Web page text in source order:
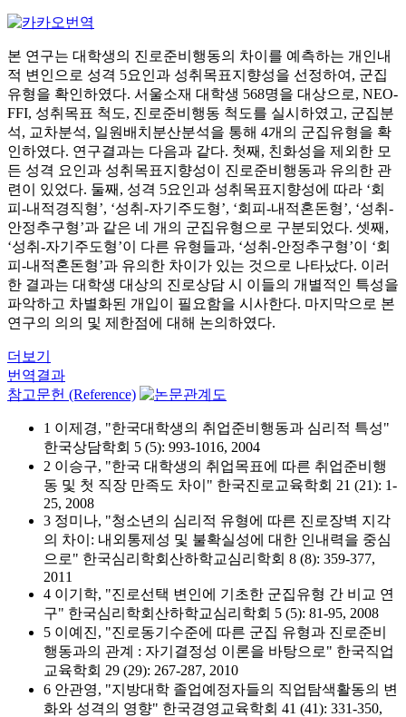
본 연구는 대학생의 진로준비행동의 차이를 예측하는 개인내
적 변인으로 성격 5요인과 성취목표지향성을 선정하여, 군집
유형을 확인하였다. 서울소재 대학생 568명을 대상으로, NEO-
FFI, 성취목표 척도, 진로준비행동 척도를 실시하였고, 군집분
석, 교차분석, 일원배치분산분석을 통해 4개의 군집유형을 확
인하였다. 연구결과는 다음과 같다. 첫째, 친화성을 제외한 모
든 성격 요인과 성취목표지향성이 진로준비행동과 유의한 관
련이 있었다. 둘째, 성격 5요인과 성취목표지향성에 따라 ‘회
피-내적경직형’, ‘성취-자기주도형’, ‘회피-내적혼돈형’, ‘성취-
안정추구형’과 같은 네 개의 군집유형으로 구분되었다. 셋째,
‘성취-자기주도형’이 다른 유형들과, ‘성취-안정추구형’이 ‘회
피-내적혼돈형’과 유의한 차이가 있는 것으로 나타났다. 이러
한 결과는 대학생 대상의 진로상담 시 이들의 개별적인 특성을
파악하고 차별화된 개입이 필요함을 시사한다. 마지막으로 본
연구의 의의 및 제한점에 대해 논의하였다.
더보기
번역결과
참고문헌 (Reference)
1 이제경, "한국대학생의 취업준비행동과 심리적 특성"
한국상담학회 5 (5): 993-1016, 2004
2 이승구, "한국 대학생의 취업목표에 따른 취업준비행
동 및 첫 직장 만족도 차이" 한국진로교육학회 21 (21): 1-
25, 2008
3 정미나, "청소년의 심리적 유형에 따른 진로장벽 지각
의 차이: 내외통제성 및 불확실성에 대한 인내력을 중심
으로" 한국심리학회산하학교심리학회 8 (8): 359-377,
2011
4 이기학, "진로선택 변인에 기초한 군집유형 간 비교 연
구" 한국심리학회산하학교심리학회 5 (5): 81-95, 2008
5 이예진, "진로동기수준에 따른 군집 유형과 진로준비
행동과의 관계 : 자기결정성 이론을 바탕으로" 한국직업
교육학회 29 (29): 267-287, 2010
6 안관영, "지방대학 졸업예정자들의 직업탐색활동의 변
화와 성격의 영향" 한국경영교육학회 41 (41): 331-350,